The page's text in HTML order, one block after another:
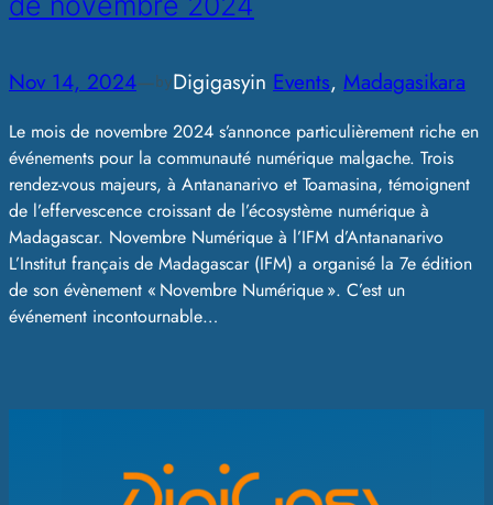
Nov 14, 2024— byDigigasyin Events, Madagasikara
Le mois de novembre 2024 s’annonce particulièrement riche en
événements pour la communauté numérique malgache. Trois
rendez-vous majeurs, à Antananarivo et Toamasina, témoignent
de l’effervescence croissant de l’écosystème numérique à
Madagascar. Novembre Numérique à l’IFM d’Antananarivo
L’Institut français de Madagascar (IFM) a organisé la 7e édition
de son évènement « Novembre Numérique ». C’est un
événement incontournable…